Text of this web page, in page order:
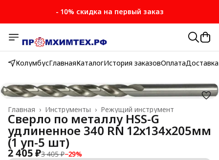
- 10% скидка на первый заказ
КолумбусГлавнаяКаталогИстория заказовОплатаДоставка
Режущий инструмент
Инструменты ›
Главная ›
Сверло по металлу НSS-G
удлиненное 340 RN 12х134x205мм
(1 уп-5 шт)
2 405 ₽3 405 ₽−29%